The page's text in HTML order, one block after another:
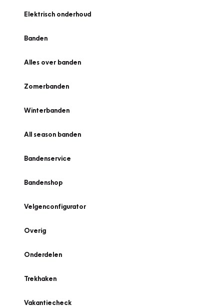
Elektrisch onderhoud
Banden
Alles over banden
Zomerbanden
Winterbanden
All season banden
Bandenservice
Bandenshop
Velgenconfigurator
Overig
Onderdelen
Trekhaken
Vakantiecheck